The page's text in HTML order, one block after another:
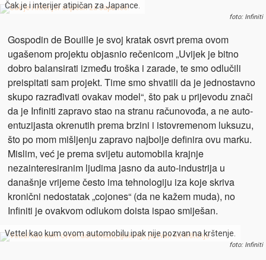
Čak je i interijer atipičan za Japance.
foto: Infiniti
Gospodin de Bouille je svoj kratak osvrt prema ovom
ugašenom projektu objasnio rečenicom „Uvijek je bitno
dobro balansirati između troška i zarade, te smo odlučili
preispitati sam projekt. Time smo shvatili da je jednostavno
skupo razrađivati ovakav model“, što pak u prijevodu znači
da je Infiniti zapravo stao na stranu računovođa, a ne auto-
entuzijasta okrenutih prema brzini i istovremenom luksuzu,
što po mom mišljenju zapravo najbolje definira ovu marku.
Mislim, već je prema svijetu automobila krajnje
nezainteresiranim ljudima jasno da auto-industrija u
današnje vrijeme često ima tehnologiju iza koje skriva
kronični nedostatak „cojones“ (da ne kažem muda), no
Infiniti je ovakvom odlukom doista ispao smiješan.
Vettel kao kum ovom automobilu ipak nije pozvan na krštenje.
foto: Infiniti